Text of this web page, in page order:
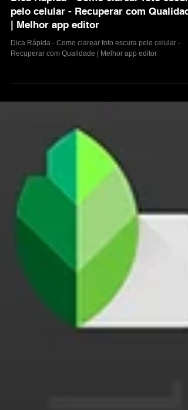
Dica Rápida - Como clarear foto escura
pelo celular - Recuperar com
| Melhor app editor
Dica Rápida - Como clarear foto escura pelo celular -